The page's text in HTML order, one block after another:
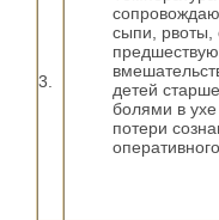
3.
сыпи, рвоты,
детей
болями в
потери